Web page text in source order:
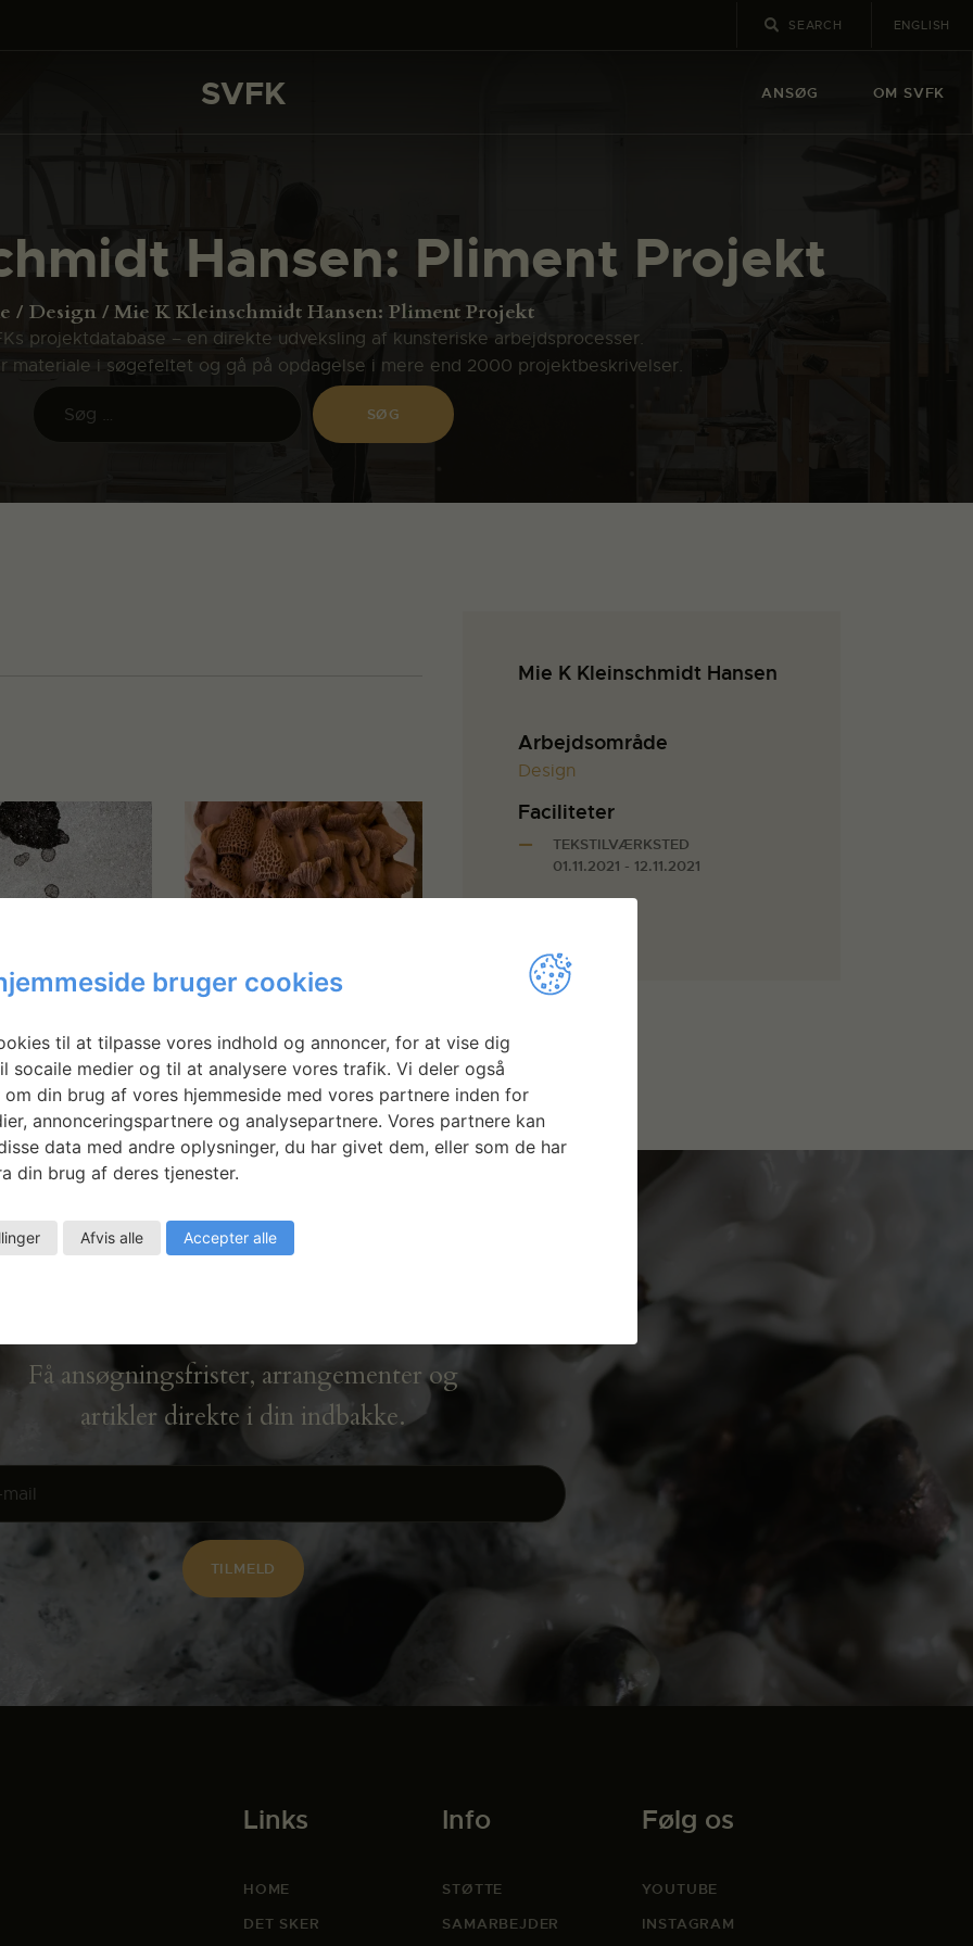
ENGLISH
SVFK ANSØG OM SVFK
Hansen: Pliment Projekt
Design Mie K Kleinschmidt Hansen: Pliment Projekt
projektdatabase – en direkte udveksling af kunsteriske arbejdsprocesser.
materiale i søgefeltet og gå på opdagelse i mere end 2000 projektbeskrivelser.
SVFK
PROJEKTER
CHANNEL
OM SVFK
ENGLISH
Marika Seidler:
Mie K Kleinschmidt Hansen
Arbejdsområde
Design
Faciliteter
TEKSTILVÆRKSTED
01.11.2021 - 12.11.2021
Få ansøgningsfrister, arrangementer og
artikler direkte i din indbakke.
Links
HOME
DET SKER
Info
STØTTE
SAMARBEJDER
Følg os
YOUTUBE
INSTAGRAM
bruger cookies
til at tilpasse vores indhold og annoncer, for at vise dig
socaile medier og til at analysere vores trafik. Vi deler også
din brug af vores hjemmeside med vores partnere inden for
annonceringspartnere og analysepartnere. Vores partnere kan
data med andre oplysninger, du har givet dem, eller som de har
din brug af deres tjenester.
Afvis alle Accepter alle